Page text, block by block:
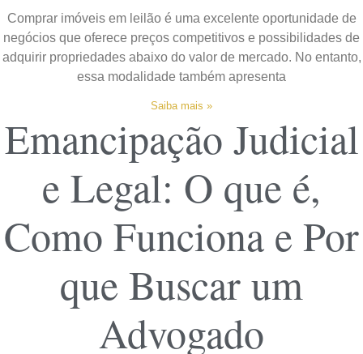
Comprar imóveis em leilão é uma excelente oportunidade de
negócios que oferece preços competitivos e possibilidades de
adquirir propriedades abaixo do valor de mercado. No entanto,
essa modalidade também apresenta
Saiba mais »
Emancipação Judicial
e Legal: O que é,
Como Funciona e Por
que Buscar um
Advogado